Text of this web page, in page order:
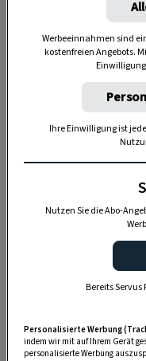
„Servus
Nutzen Sie WhatsApp
unserem kostenlosen
Tipps und Tricks für
HIER
Die Außenseiten
Werbeeinnahmen sind
kostenfreien Angebots.
Ihre Einwilligung ist
Nutzen Sie die Abo-
Bereits Servus
Personalisierte Werbung
indem wir mit auf Ihrem Gerät
personalisierte Werbung